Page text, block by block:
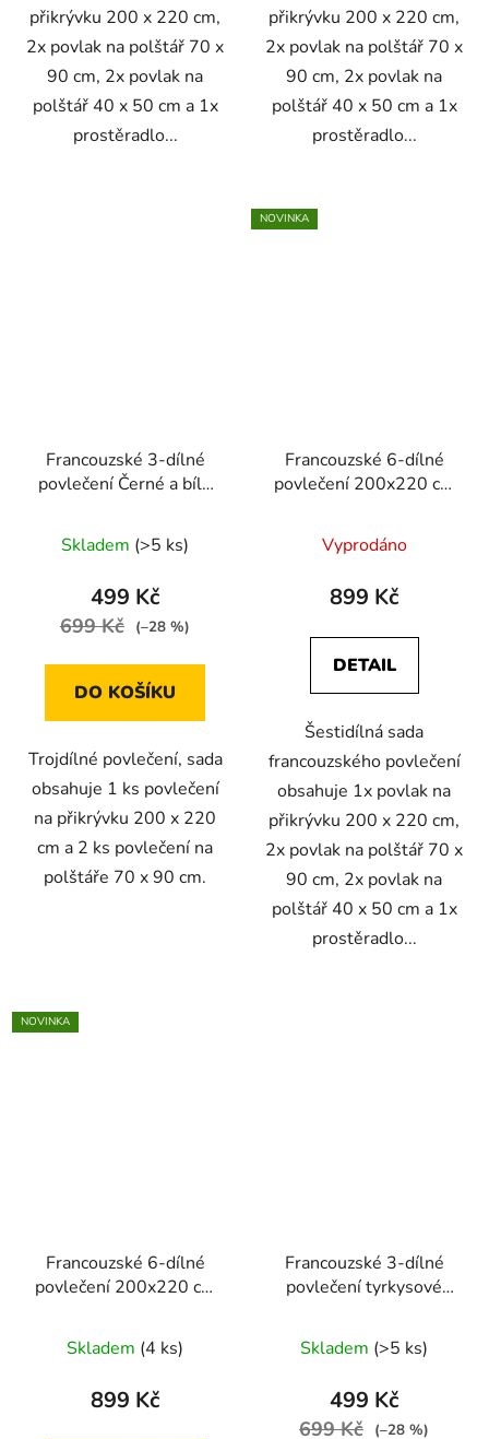
přikrývku 200 x 220 cm,
2x povlak na polštář 70 x
90 cm, 2x povlak na
polštář 40 x 50 cm a 1x
prostěradlo...
přikrývku 200 x 220 cm,
2x povlak na polštář 70 x
90 cm, 2x povlak na
polštář 40 x 50 cm a 1x
prostěradlo...
Francouzské 3-dílné
povlečení Černé a bílé
200x220 cm
Skladem (>5 ks)
499 Kč
699 Kč (–28 %)
DO KOŠÍKU
Trojdílné povlečení, sada
obsahuje 1 ks povlečení
na přikrývku 200 x 220
cm a 2 ks povlečení na
polštáře 70 x 90 cm.
NOVINKA
Francouzské 6-dílné
povlečení 200x220 cm
listů)
Vyprodáno
899 Kč
DETAIL
Šestidílná sada
francouzského povlečení
obsahuje 1x povlak na
přikrývku 200 x 220 cm,
2x povlak na polštář 70 x
90 cm, 2x povlak na
polštář 40 x 50 cm a 1x
prostěradlo...
NOVINKA
Francouzské 6-dílné
povlečení 200x220 cm
listů)
Skladem (4 ks)
899 Kč
Francouzské 3-dílné
povlečení tyrkysové
vzory 200x220 cm
Skladem (>5 ks)
499 Kč
699 Kč (–28 %)